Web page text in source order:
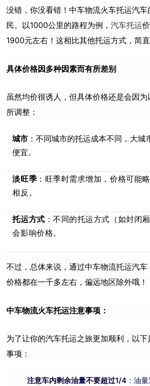
没错，你没看错！中车物流火车托运汽
民。以1000公里的路程为例，汽车托运
1900元左右！这相比其他托运方式，简
具体价格因多种因素而有所差别
虽然均价很诱人，但具体价格还是会因
所调整：
城市 ：不同城市的托运成本不同，大城
便宜。
淡旺季 ：旺季时需求增加，价格可能
相反。
托运方式 ：不同的托运方式（如封闭
会影响价格。
不过，总体来说，通过中车物流托运汽
价格都在一千多左右，偏远地区除外哦！
中车物流火车托运注意事项：
为了让你的汽车托运之旅更加顺利，以
事项：
注意车内剩余油量不要超过1/4 ：油